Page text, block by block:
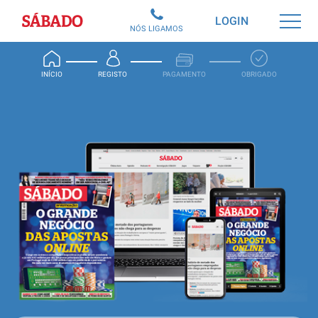
Sábado
INÍCIO REGISTO PAGAMENTO OBRIGADO
LOGIN
NÓS LIGAMOS